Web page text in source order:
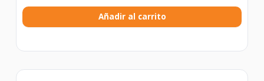
Añadir al carrito